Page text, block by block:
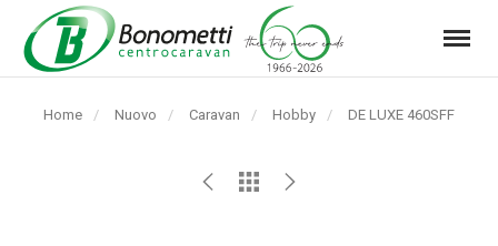
Automarket
Bonometti
Menu
Home Nuovo Caravan Hobby
Pagina
DE LUXE 460SFF